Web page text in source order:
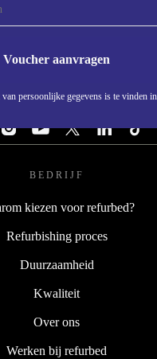
Voucher aanvragen
persoonlijke gegevens is te vinden
- RETHINK
VOLG ONS
BEDRIJF
kiezen voor refurbed?
Refurbishing proces
Duurzaamheid
Kwaliteit
Over ons
Werken bij refurbed